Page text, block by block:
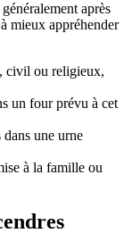
après
mieux appréhender
civil ou religieux,
un four prévu à cet
dans une urne
à la famille ou